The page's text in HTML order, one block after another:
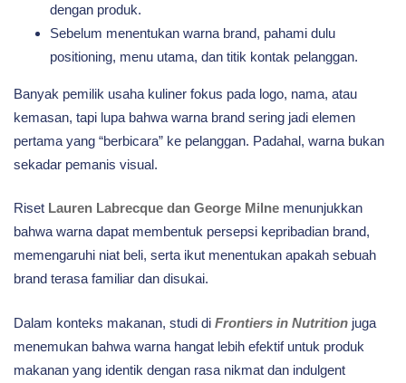
dengan produk.
Sebelum menentukan warna brand, pahami dulu
positioning, menu utama, dan titik kontak pelanggan.
Banyak pemilik usaha kuliner fokus pada logo, nama, atau
kemasan, tapi lupa bahwa warna brand sering jadi elemen
pertama yang “berbicara” ke pelanggan. Padahal, warna bukan
sekadar pemanis visual.
Riset Lauren Labrecque dan George Milne menunjukkan
bahwa warna dapat membentuk persepsi kepribadian brand,
memengaruhi niat beli, serta ikut menentukan apakah sebuah
brand terasa familiar dan disukai.
Dalam konteks makanan, studi di Frontiers in Nutrition juga
menemukan bahwa warna hangat lebih efektif untuk produk
makanan yang identik dengan rasa nikmat dan indulgent